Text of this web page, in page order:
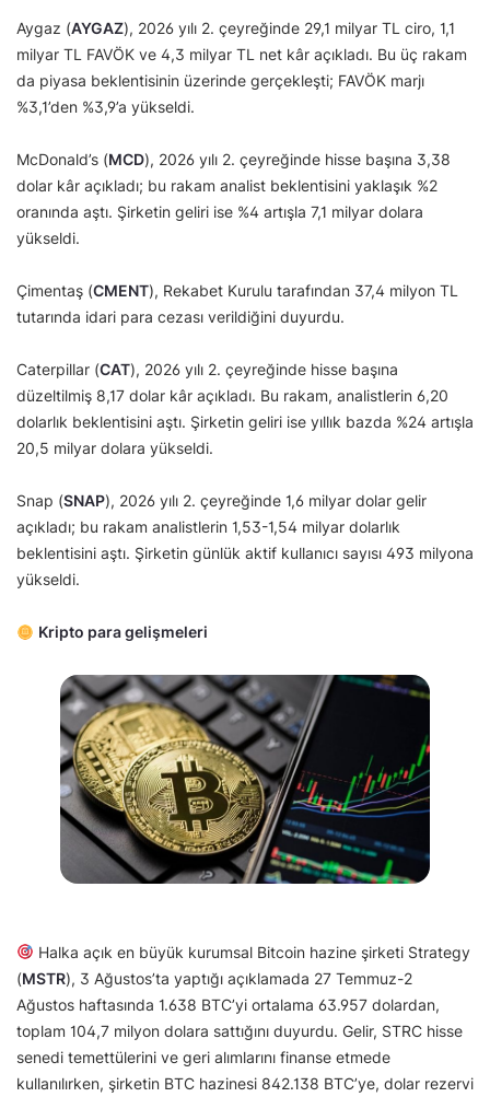
Aygaz (AYGAZ), 2026 yılı 2. çeyreğinde 29,1 milyar TL ciro, 1,1
milyar TL FAVÖK ve 4,3 milyar TL net kâr açıkladı. Bu üç rakam
da piyasa beklentisinin üzerinde gerçekleşti; FAVÖK marjı
%3,1’den %3,9’a yükseldi.
McDonald’s (MCD), 2026 yılı 2. çeyreğinde hisse başına 3,38
dolar kâr açıkladı; bu rakam analist beklentisini yaklaşık %2
oranında aştı. Şirketin geliri ise %4 artışla 7,1 milyar dolara
yükseldi.
Çimentaş (CMENT), Rekabet Kurulu tarafından 37,4 milyon TL
tutarında idari para cezası verildiğini duyurdu.
Caterpillar (CAT), 2026 yılı 2. çeyreğinde hisse başına
düzeltilmiş 8,17 dolar kâr açıkladı. Bu rakam, analistlerin 6,20
dolarlık beklentisini aştı. Şirketin geliri ise yıllık bazda %24 artışla
20,5 milyar dolara yükseldi.
Snap (SNAP), 2026 yılı 2. çeyreğinde 1,6 milyar dolar gelir
açıkladı; bu rakam analistlerin 1,53-1,54 milyar dolarlık
beklentisini aştı. Şirketin günlük aktif kullanıcı sayısı 493 milyona
yükseldi.
Kripto para gelişmeleri
Halka açık en büyük kurumsal Bitcoin hazine şirketi Strategy
(MSTR), 3 Ağustos’ta yaptığı açıklamada 27 Temmuz-2
Ağustos haftasında 1.638 BTC’yi ortalama 63.957 dolardan,
toplam 104,7 milyon dolara sattığını duyurdu. Gelir, STRC hisse
senedi temettülerini ve geri alımlarını finanse etmede
kullanılırken, şirketin BTC hazinesi 842.138 BTC’ye, dolar rezervi